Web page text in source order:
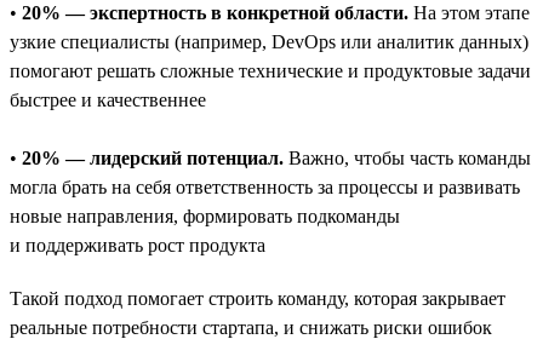
• 20% — экспертность в конкретной области. На этом этапе
узкие специалисты (например, DevOps или аналитик данных)
помогают решать сложные технические и продуктовые задачи
быстрее и качественнее
• 20% — лидерский потенциал. Важно, чтобы часть команды
могла брать на себя ответственность за процессы и развивать
новые направления, формировать подкоманды
и поддерживать рост продукта
Такой подход помогает строить команду, которая закрывает
реальные потребности стартапа, и снижать риски ошибок